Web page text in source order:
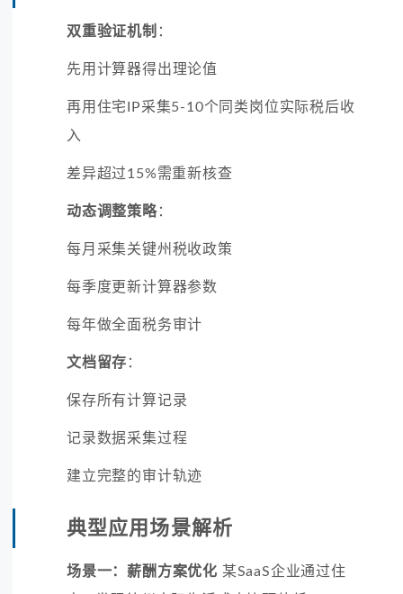
双重验证机制 ：
先用计算器得出理论值
再用住宅IP采集5-10个同类岗位实际税后收
入
差异超过15%需重新核查
动态调整策略：
每月采集关键州税收政策
每季度更新计算器参数
每年做全面税务审计
文档留存 ：
保存所有计算记录
记录数据采集过程
建立完整的审计轨迹
典型应用场景解析
场景一：薪酬方案优化 某SaaS企业通过住